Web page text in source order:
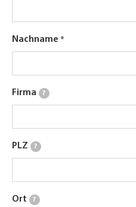
Nachname
Firma ?
PLZ ?
Ort ?